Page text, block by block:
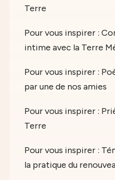
Terre
Pour vous inspirer :
intime avec la Terre
Pour vous inspirer :
par une de nos amies
Pour vous inspirer :
Terre
Pour vous inspirer :
la pratique du